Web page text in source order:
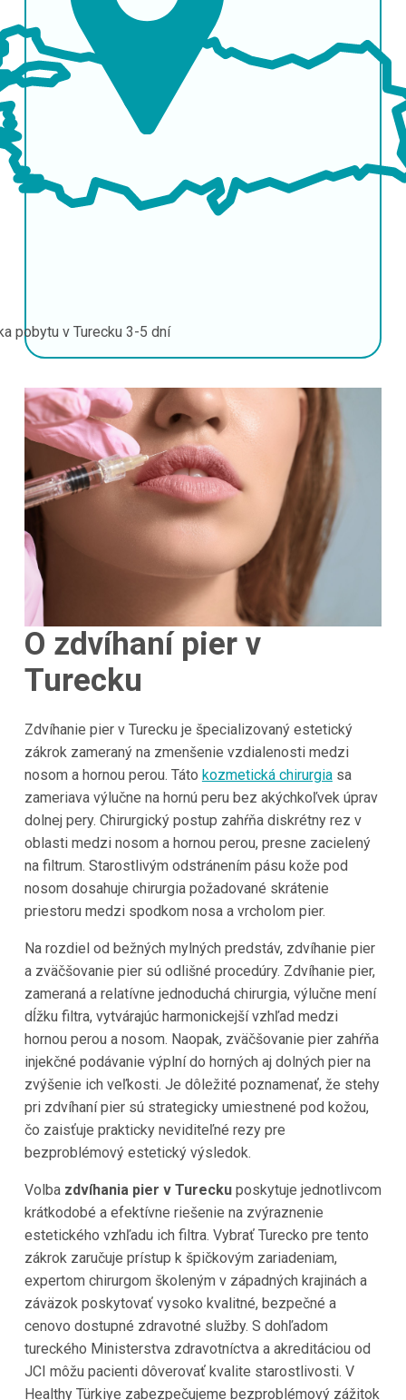
pobytu v Turecku 3-5 dní
O zdvíhaní pier v
Turecku
Zdvíhanie pier v Turecku je špecializovaný estetický
zákrok zameraný na zmenšenie vzdialenosti medzi
nosom a hornou perou. Táto kozmetická chirurgiasa
zameriava výlučne na hornú peru bez akýchkoľvek úprav
dolnej pery. Chirurgický postup zahŕňa diskrétny rez v
oblasti medzi nosom a hornou perou, presne zacielený
na filtrum. Starostlivým odstránením pásu kože pod
nosom dosahuje chirurgia požadované skrátenie
priestoru medzi spodkom nosa a vrcholom pier.
Na rozdiel od bežných mylných predstáv, zdvíhanie pier
a zväčšovanie pier sú odlišné procedúry. Zdvíhanie pier,
zameraná a relatívne jednoduchá chirurgia, výlučne mení
dĺžku filtra, vytvárajúc harmonickejší vzhľad medzi
hornou perou a nosom. Naopak, zväčšovanie pier zahŕňa
injekčné podávanie výplní do horných aj dolných pier na
zvýšenie ich veľkosti. Je dôležité poznamenať, že stehy
pri zdvíhaní pier sú strategicky umiestnené pod kožou,
čo zaisťuje prakticky neviditeľné rezy pre
bezproblémový estetický výsledok.
Volba zdvíhania pier v Tureckuposkytuje jednotlivcom
krátkodobé a efektívne riešenie na zvýraznenie
estetického vzhľadu ich filtra. Vybrať Turecko pre tento
zákrok zaručuje prístup k špičkovým zariadeniam,
expertom chirurgom školeným v západných krajinách a
záväzok poskytovať vysoko kvalitné, bezpečné a
cenovo dostupné zdravotné služby. S dohľadom
tureckého Ministerstva zdravotníctva a akreditáciou od
JCI môžu pacienti dôverovať kvalite starostlivosti. V
Healthy Türkiye zabezpečujeme bezproblémový zážitok